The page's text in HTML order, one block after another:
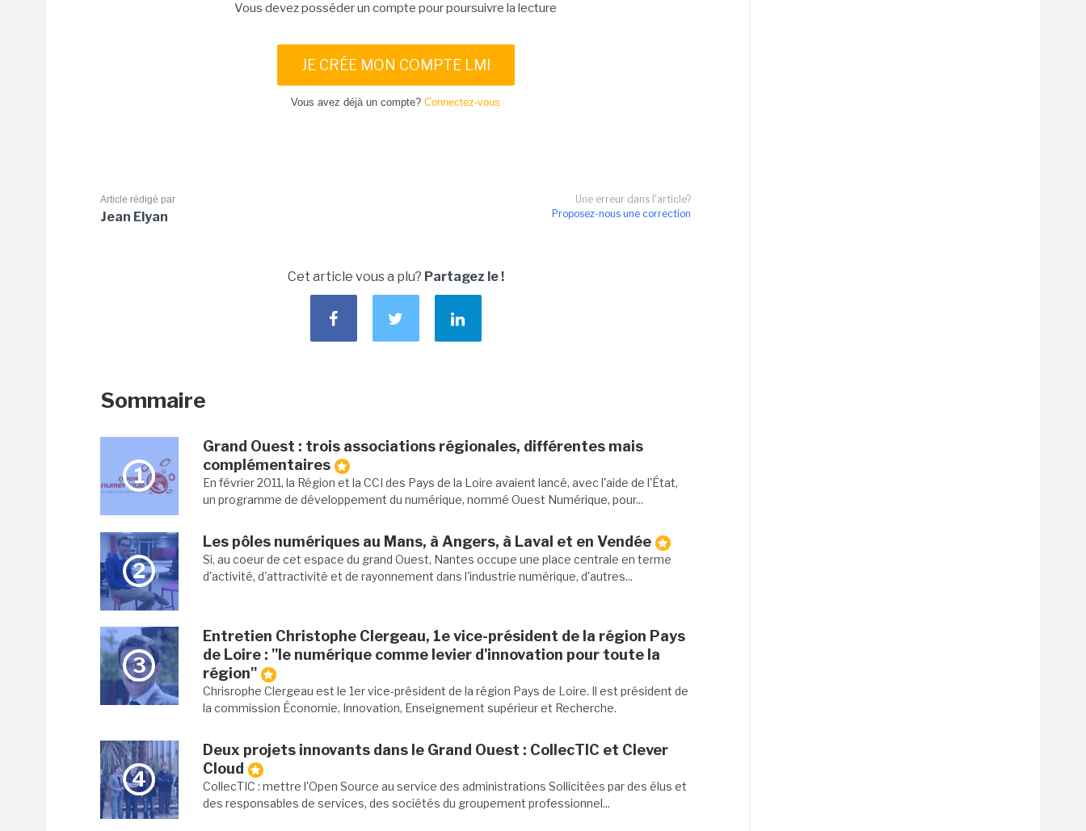
Vous devez posséder un compte pour poursuivre la lecture
JE CRÉE MON COMPTE LMI
Vous avez déjà un compte? Connectez-vous
Une erreur dans l'article?
Proposez-nous une correction
Article rédigé par
Jean Elyan
Cet article vous a plu? Partagez le !
Sommaire
1
Grand Ouest : trois associations régionales, différentes mais
complémentaires
En février 2011, la Région et la CCI des Pays de la Loire avaient lancé, avec l'aide de l'État,
un programme de développement du numérique, nommé Ouest Numérique, pour...
2
Les pôles numériques au Mans, à Angers, à Laval et en Vendée
Si, au coeur de cet espace du grand Ouest, Nantes occupe une place centrale en terme
d'activité, d'attractivité et de rayonnement dans l'industrie numérique, d'autres...
3
Entretien Christophe Clergeau, 1e vice-président de la région Pays
de Loire : "le numérique comme levier d'innovation pour toute la
région"
Chrisrophe Clergeau est le 1er vice-président de la région Pays de Loire. Il est président de
la commission Économie, Innovation, Enseignement supérieur et Recherche.
4
Deux projets innovants dans le Grand Ouest : CollecTIC et Clever
Cloud
CollecTIC : mettre l'Open Source au service des administrations Sollicitées par des élus et
des responsables de services, des sociétés du groupement professionnel...